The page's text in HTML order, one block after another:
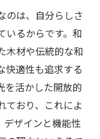
アップの工夫
入れるために
のは、自分らしさ
いるからです。和
木材や伝統的な和
快適性も追求する
を活かした開放的
ており、これによ
デザインと機能性